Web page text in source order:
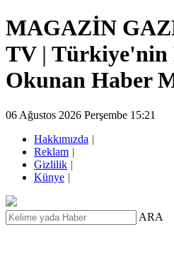
MAGAZİN
TV | Türkiye'nin
Okunan Haber
06 Ağustos 2026 Perşembe 15:21
Hakkımızda |
Reklam |
Gizlilik |
Künye |
ARA